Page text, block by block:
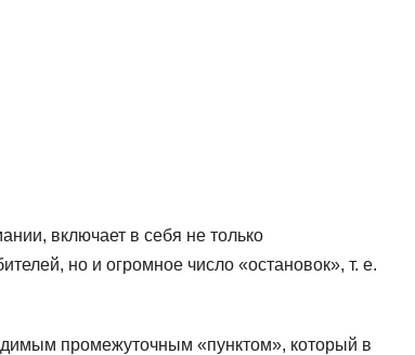
включает в себя не только
но и огромное число «остановок», т. е.
промежуточным «пунктом», который в